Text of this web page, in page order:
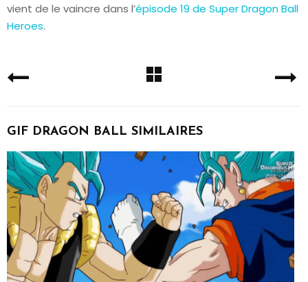
vient de le vaincre dans l’épisode 19 de Super Dragon Ball
Heroes.
GIF DRAGON BALL SIMILAIRES